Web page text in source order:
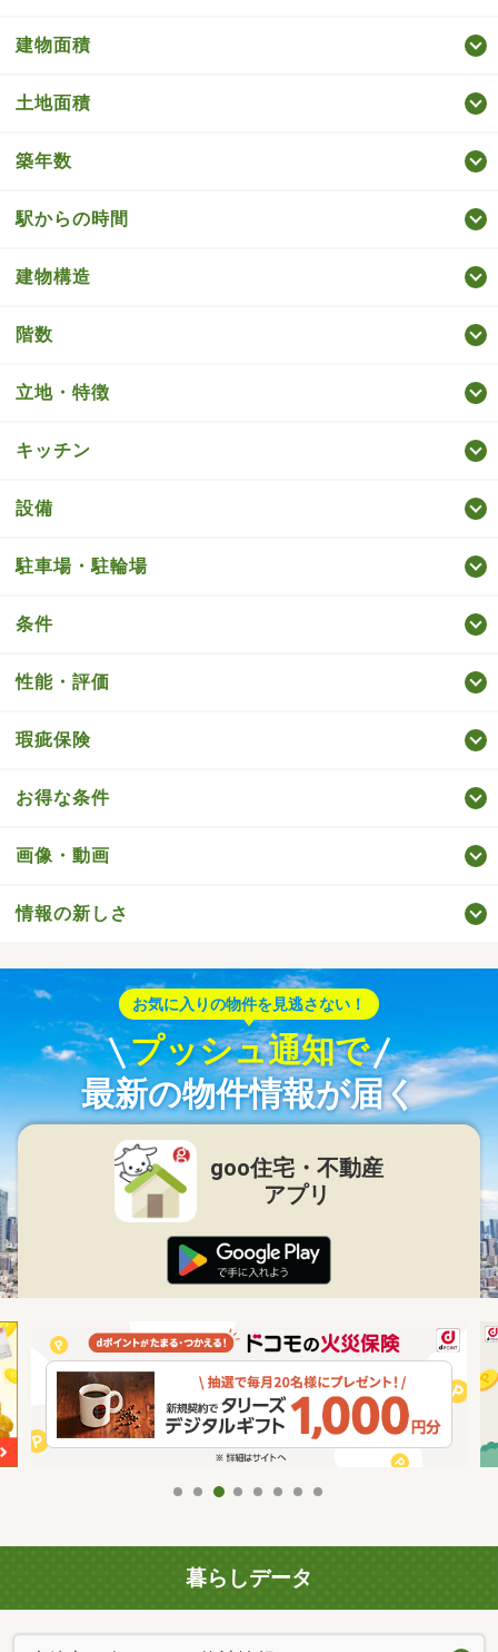
建物面積
土地面積
築年数
駅からの時間
建物構造
階数
立地・特徴
キッチン
設備
駐車場・駐輪場
条件
性能・評価
瑕疵保険
お得な条件
画像・動画
情報の新しさ
お気に入りの物件を見逃さない！
プッシュ通知で
最新の物件情報が届く
goo住宅・不動産
アプリ
暮らしデータ